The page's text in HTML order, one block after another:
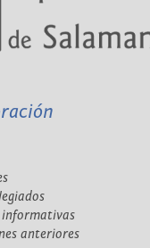
informativas
anteriores